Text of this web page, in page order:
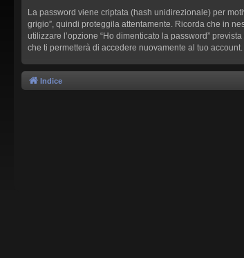
La password viene criptata (hash unidirezionale) per
grigio”, quindi proteggila attentamente. Ricorda che in
utilizzare l’opzione “Ho dimenticato la password”
che ti permetterà di accedere nuovamente al tuo account.
Indice